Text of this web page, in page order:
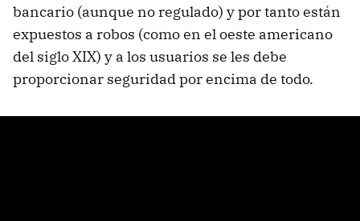
bancario (aunque no regulado) y por tanto están
expuestos a robos (como en el oeste americano
del siglo XIX) y a los usuarios se les debe
proporcionar seguridad por encima de todo.